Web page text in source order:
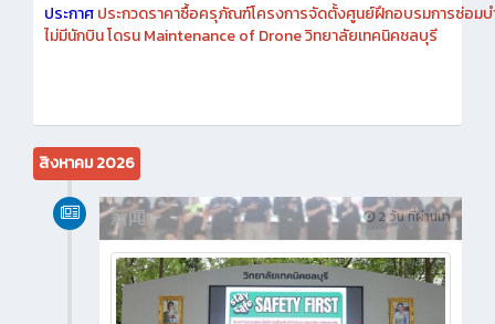
ประกาศประกวดราคาซื้อครุภัณฑ์โครงการจัดตั้งศูนย์ฝึกอบรมการซ่อมบ
ไม่มีนักบิน โดรน Maintenance of Drone วิทยาลัยเทคนิคชลบุรี
สิงหาคม 2026
2 วัน ที่ผ่านมา
新闻